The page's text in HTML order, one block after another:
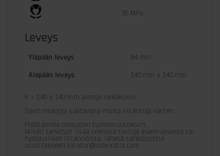
30 MPa
Leveys
Yläpään leveys 84 mm
Alapään leveys 140 mm x 140 mm
K = 140 x 140 mm alempi reikäkuvio.
Sovitinsarjoja saatavana muita liitäntöjä varten.
Pidätämme oikeuden tuotemuutoksiin.
Mikäli tarvitset lisää teknisiä tietoja asennuksesta tai
hydrauliikan liitännöistä, lähetä sähköpostia
osoitteeseen rotator@indexator.com